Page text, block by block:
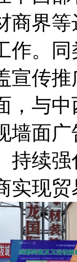
商界
作。
宣传
，与
墙面
持续
实现